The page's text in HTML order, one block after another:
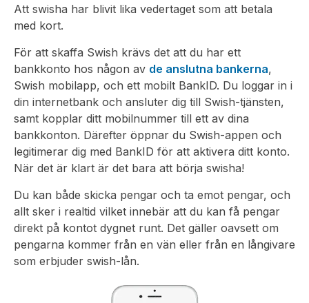
Att swisha har blivit lika vedertaget som att betala
med kort.
För att skaffa Swish krävs det att du har ett
bankkonto hos någon av de anslutna bankerna,
Swish mobilapp, och ett mobilt BankID. Du loggar in i
din internetbank och ansluter dig till Swish-tjänsten,
samt kopplar ditt mobilnummer till ett av dina
bankkonton. Därefter öppnar du Swish-appen och
legitimerar dig med BankID för att aktivera ditt konto.
När det är klart är det bara att börja swisha!
Du kan både skicka pengar och ta emot pengar, och
allt sker i realtid vilket innebär att du kan få pengar
direkt på kontot dygnet runt. Det gäller oavsett om
pengarna kommer från en vän eller från en långivare
som erbjuder swish-lån.